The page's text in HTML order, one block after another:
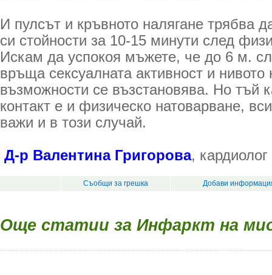
И пулсът и кръвното налягане трябва
си стойности за 10-15 минути след
Искам да успокоя мъжете, че до 6 м.
връща сексуалната активност и нивото
възможности се възстановява. Но тъй
контакт е и физическо натоварване,
важи и в този случай.
Д-р Валентина Григорова, кардиолог
Съобщи за грешка Добави
Още статии за Инфаркт на